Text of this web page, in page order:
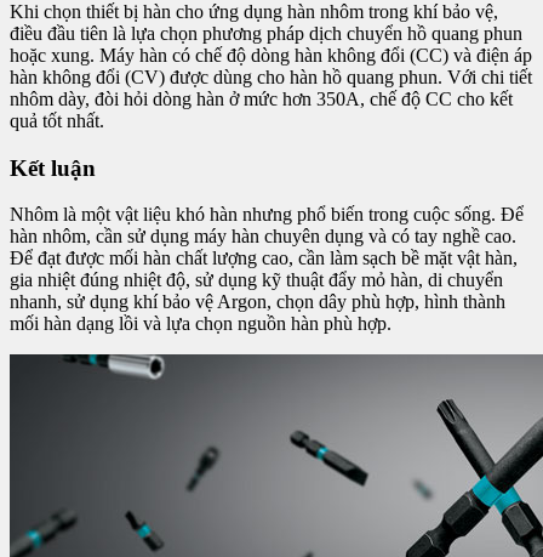
Khi chọn thiết bị hàn cho ứng dụng hàn nhôm trong khí bảo vệ,
điều đầu tiên là lựa chọn phương pháp dịch chuyển hồ quang phun
hoặc xung. Máy hàn có chế độ dòng hàn không đổi (CC) và điện áp
hàn không đổi (CV) được dùng cho hàn hồ quang phun. Với chi tiết
nhôm dày, đòi hỏi dòng hàn ở mức hơn 350A, chế độ CC cho kết
quả tốt nhất.
Kết luận
Nhôm là một vật liệu khó hàn nhưng phổ biến trong cuộc sống. Để
hàn nhôm, cần sử dụng máy hàn chuyên dụng và có tay nghề cao.
Để đạt được mối hàn chất lượng cao, cần làm sạch bề mặt vật hàn,
gia nhiệt đúng nhiệt độ, sử dụng kỹ thuật đẩy mỏ hàn, di chuyển
nhanh, sử dụng khí bảo vệ Argon, chọn dây phù hợp, hình thành
mối hàn dạng lồi và lựa chọn nguồn hàn phù hợp.